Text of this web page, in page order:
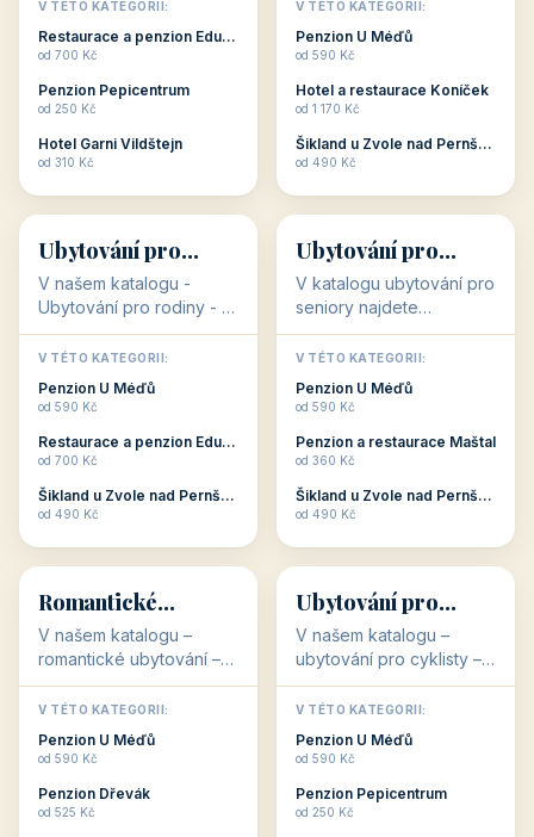
dovolenou přímo
souvisejí. Aktivní
odpočinek jso...
V TÉTO KATEGORII:
Restaurace a penzion Eduard
od 700 Kč
Penzion Pepicentrum
od 250 Kč
Hotel Garni Vildštejn
od 310 Kč
cenově dostupné
ubytování v ČR. Budete
c...
V TÉTO KATEGORII:
Penzion U Méďů
od 590 Kč
Hotel a restaurace Koníček
od 1 170 Kč
Šikland u Zvole nad Pernštejnem
od 490 Kč
👨‍👩‍👧‍👦
👨‍👩‍👧‍👦
34 objektů
Ubytování pro
rodiny
V našem katalogu -
Ubytování pro rodiny -
jsou pro Vás připraveny
objekty, které svojí
polohou či vybaveností,
nabízí klidné ubytování
V TÉTO KATEGORII:
Penzion U Méďů
od 590 Kč
Restaurace a penzion Eduard
od 700 Kč
Šikland u Zvole nad Pernštejnem
od 490 Kč
🧓
🧓
33 objektů
Ubytování pro
seniory
V katalogu ubytování pro
seniory najdete
penziony a hotely, které
jsou přizpůsobeny pro
ubytování klientů vyššího
věku. Některé z nich
V TÉTO KATEGORII:
Penzion U Méďů
od 590 Kč
Penzion a restaurace Maštal
od 360 Kč
Šikland u Zvole nad Pernštejnem
od 490 Kč
💕
💕
Romantické
ubytování
V našem katalogu –
romantické ubytování –
jsou pro Vás připraveny
objekty, které svojí
stavbou, polohou anebo
zaměřením nabízí
Romantické ...
V TÉTO KATEGORII:
Penzion U Méďů
od 590 Kč
Penzion Dřevák
od 525 Kč
🚴
🚴
32 objektů
Ubytování pro
cyklisty
V našem katalogu –
ubytování pro cyklisty –
jsou pro Vás připraveny
objekty, které jsou na
milovníky cykloturistiky
připraveny. Většinou mají
V TÉTO KATEGORII:
Penzion U Méďů
od 590 Kč
Penzion Pepicentrum
od 250 Kč